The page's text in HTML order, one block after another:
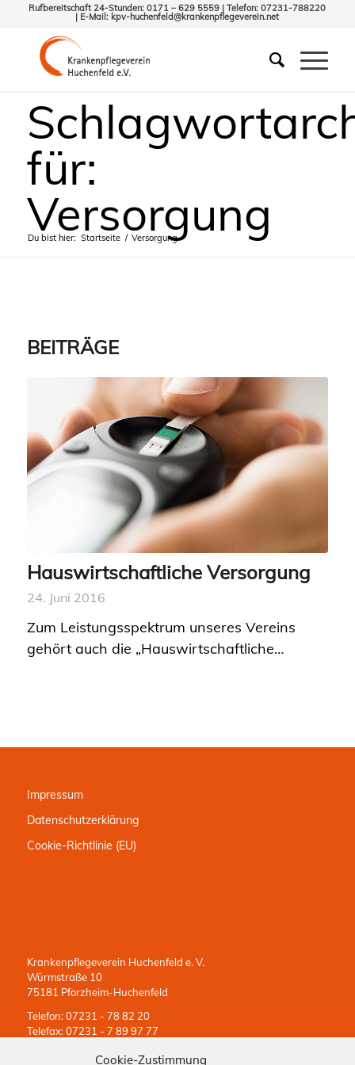
Cookie-Zustimmung
Rufbereitschaft 24-Stunden: 0171 – 629 5559 | Telefon: 07231-788220
| E-Mail: kpv-huchenfeld@krankenpflegeverein.net
für:
Versorgung
Du bist hier: Startseite / Versorgung
BEITRÄGE
Hauswirtschaftliche Versorgung
24. Juni 2016
Zum Leistungsspektrum unseres Vereins
gehört auch die „Hauswirtschaftliche…
Impressum
Datenschutzerklärung
Cookie-Richtlinie (EU)
Krankenpflegeverein Huchenfeld e. V.
Würmstraße 10
75181 Pforzheim-Huchenfeld
Telefon: 07231 - 78 82 20
Telefax: 07231 - 7 89 97 77
kpv-huchenfeld@krankenpflegeverein.net